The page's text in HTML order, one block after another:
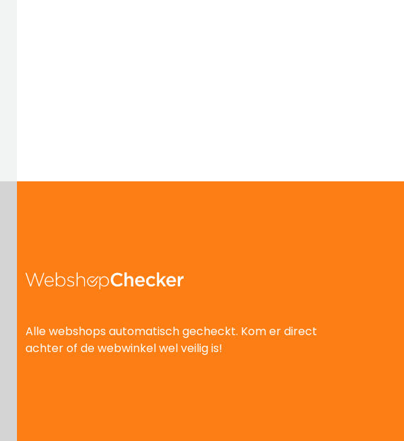
Alle webshops automatisch gecheckt. Kom er direct
achter of de webwinkel wel veilig is!